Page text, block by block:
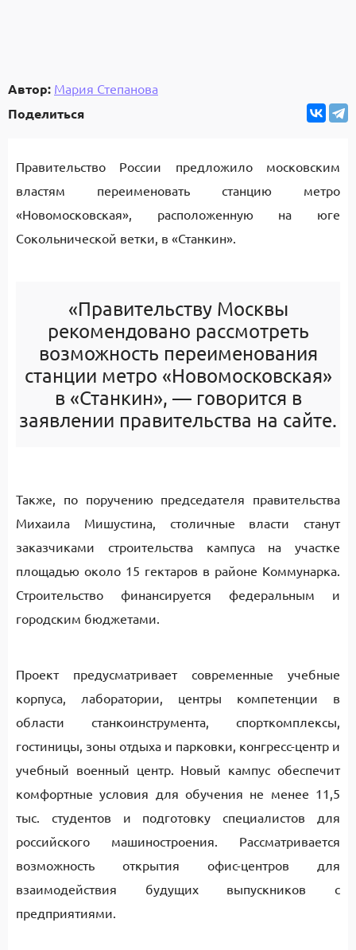
Автор: Мария Степанова
Поделиться
Правительство России предложило московским
властям переименовать станцию метро
«Новомосковская», расположенную на юге
Сокольнической ветки, в «Станкин».
«Правительству Москвы
рекомендовано рассмотреть
возможность переименования
станции метро «Новомосковская»
в «Станкин», — говорится в
заявлении правительства на сайте.
Также, по поручению председателя правительства
Михаила Мишустина, столичные власти станут
заказчиками строительства кампуса на участке
площадью около 15 гектаров в районе Коммунарка.
Строительство финансируется федеральным и
городским бюджетами.
Проект предусматривает современные учебные
корпуса, лаборатории, центры компетенции в
области станкоинструмента, спорткомплексы,
гостиницы, зоны отдыха и парковки, конгресс-центр и
учебный военный центр. Новый кампус обеспечит
комфортные условия для обучения не менее 11,5
тыс. студентов и подготовку специалистов для
российского машиностроения. Рассматривается
возможность открытия офис-центров для
взаимодействия будущих выпускников с
предприятиями.